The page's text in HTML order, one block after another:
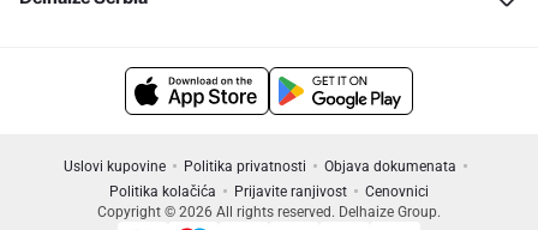
Uslovi kupovine Politika privatnosti
Objava dokumenata
Politika kolačića
Prijavite ranjivost
Cenovnici
Copyright © 2026 All rights reserved. Delhaize Group.